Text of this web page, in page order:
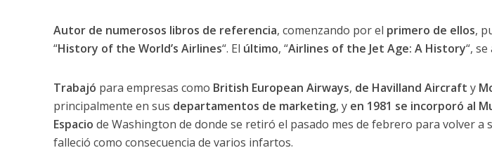
Autor de numerosos libros de referencia, comenzando por el primero de ellos,
“History of the World’s Airlines“. El último, “Airlines of the Jet Age: A History“,
Trabajó para empresas como British European Airways, de Havilland Aircraft y
principalmente en sus departamentos de marketing, yen 1981 se incorporó al
Espacio de Washington de donde se retiró el pasado mes de febrero para volver a
falleció como consecuencia de varios infartos.